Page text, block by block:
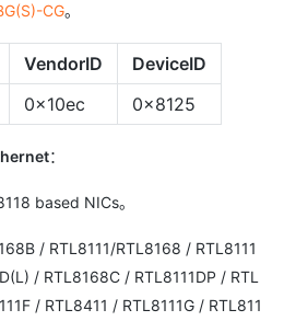
CG。
VendorID
DeviceID
0x10ec 0x8125
：
based NICs。
/ RTL8111/RTL8168 / RTL8111
/ RTL8168C / RTL8111DP / RTL
/ RTL8411 / RTL8111G / RTL811